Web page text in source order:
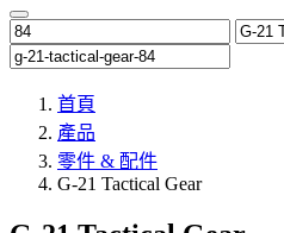
首頁
產品
零件 & 配件
G-21 Tactical Gear